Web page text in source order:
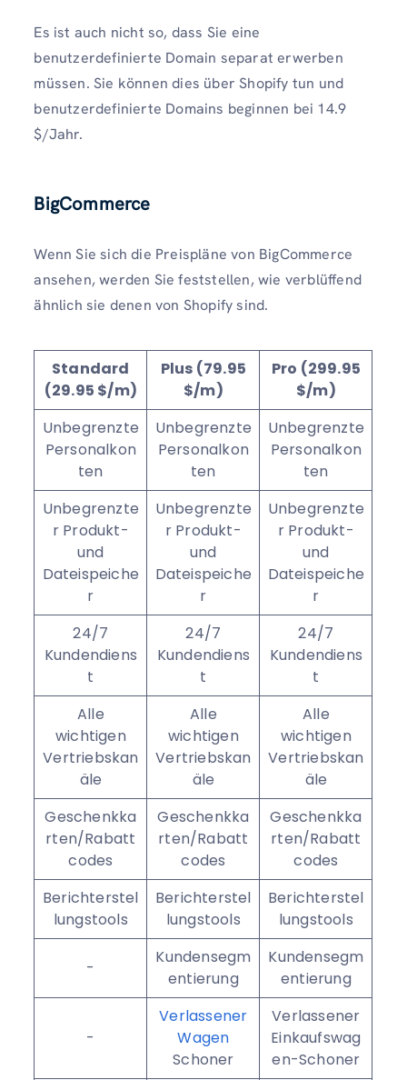
Es ist auch nicht so, dass Sie eine
benutzerdefinierte Domain separat erwerben
müssen. Sie können dies über Shopify tun und
benutzerdefinierte Domains beginnen bei 14.9
$/Jahr.
BigCommerce
Wenn Sie sich die Preispläne von BigCommerce
ansehen, werden Sie feststellen, wie verblüffend
ähnlich sie denen von Shopify sind.
Standard
(29.95 $/m)
Plus (79.95
$/m)
Pro (299.95
$/m)
Unbegrenzte
Personalkon
ten
Unbegrenzte
Personalkon
ten
Unbegrenzte
Personalkon
ten
Unbegrenzte
r Produkt-
und
Dateispeiche
r
Unbegrenzte
r Produkt-
und
Dateispeiche
r
Unbegrenzte
r Produkt-
und
Dateispeiche
r
24/7
Kundendiens
t
24/7
Kundendiens
t
24/7
Kundendiens
t
Alle
wichtigen
Vertriebskan
äle
Alle
wichtigen
Vertriebskan
äle
Alle
wichtigen
Vertriebskan
äle
Geschenkka
rten/Rabatt
codes
Geschenkka
rten/Rabatt
codes
Geschenkka
rten/Rabatt
codes
Berichterstel
lungstools
Berichterstel
lungstools
Berichterstel
lungstools
-
Kundensegm
entierung
Kundensegm
entierung
-
Verlassener
Wagen
Schoner
Verlassener
Einkaufswag
en-Schoner